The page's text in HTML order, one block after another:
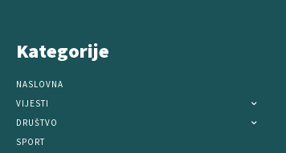
Kategorije
NASLOVNA
VIJESTI
DRUŠTVO
SPORT